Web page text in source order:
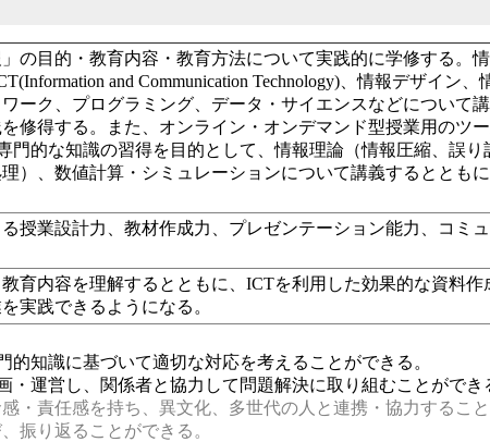
の目的・教育内容・教育方法について実践的に学修する。
and Communication Technology)、情報デザイン、
ーク、プログラミング、データ・サイエンスなどについて
修得する。また、オンライン・オンデマンド型授業用のツ
門的な知識の習得を目的として、情報理論（情報圧縮、誤り
）、数値計算・シミュレーションについて講義するととも
授業設計力、教材作成力、プレゼンテーション能力、コミ
育内容を理解するとともに、ICTを利用した効果的な資料作
実践できるようになる。
知識に基づいて適切な対応を考えることができる。
運営し、関係者と協力して問題解決に取り組むことができ
・責任感を持ち、異文化、多世代の人と連携・協力すること
振り返ることができる。